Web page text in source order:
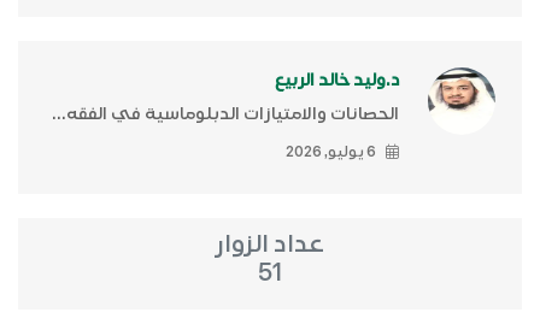
د.وليد خالد الربيع
الحصانات والامتيازات الدبلوماسية في الفقه...
6 يوليو, 2026
عداد الزوار
51